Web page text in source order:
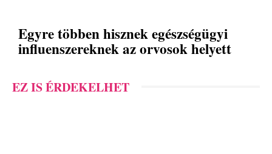
Egyre többen hisznek egészségügyi
influenszereknek az orvosok helyett
EZ IS ÉRDEKELHET